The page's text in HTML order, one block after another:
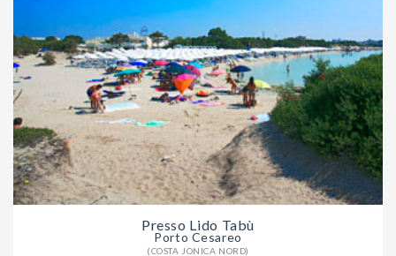
Presso Lido Tabù
Porto Cesareo
(COSTA JONICA NORD)